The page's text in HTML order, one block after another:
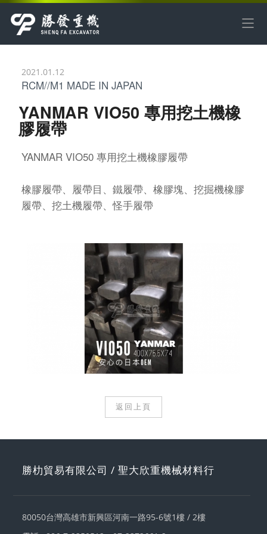
2021.01.12
RCM//M1 MADE IN JAPAN
YANMAR VIO50 專用挖土機橡
膠履帶
YANMAR VIO50 專用挖土機橡膠履帶
橡膠履帶、履帶目、鐵履帶、橡膠塊、 挖掘機橡膠
履帶 、挖土機履帶 、怪手履帶
返回上頁
勝朸貿易有限公司 / 聖大欣重機械材料行
80050台灣高雄市新興區河南一路95-6號1樓 / 2樓